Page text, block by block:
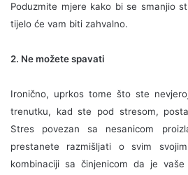
Poduzmite mjere kako bi se smanjio
tijelo će vam biti zahvalno.
2. Ne možete spavati
Ironično, uprkos tome što ste
trenutku, kad ste pod stresom,
Stres povezan sa nesanicom
prestanete razmišljati o svim
kombinaciji sa činjenicom da je